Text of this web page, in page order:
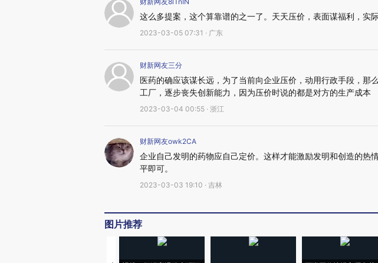
这么多提案，这个算靠谱的之一了。天天压价，表面谋福利，实际
2023-03-05 07:31 · 广东
财新网友三分
医药的确应该谋长远，为了当前向企业压价，动用行政手段，那
工厂，逐步丧失创新能力，因为压价时说的都是对方的生产成本
2023-03-04 00:55 · 浙江
财新网友owk2CA
企业自己发明的药物应自己定价。这样才能激励发明和创造的热
平即可。
2023-03-03 19:10 · 吉林
图片推荐